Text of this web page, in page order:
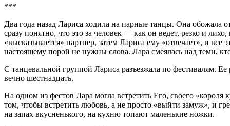
***
Два года назад Лариса ходила на парные танцы. Она обожала
сразу понятно, что это за человек — как он ведет, резко и
«высказывается» партнер, затем Лариса ему «отвечает», и
настоящему порой не нужны слова. Лара смеялась над теми,
С танцевальной группой Лариса разъезжала по фестивалям. Ее
вечно шестнадцать.
На одном из фестов Лара могла встретить Его, своего
том, чтобы встретить любовь, а не просто «выйти замуж», и
на запах вкусненького, на кухню топают маленькие ножки.